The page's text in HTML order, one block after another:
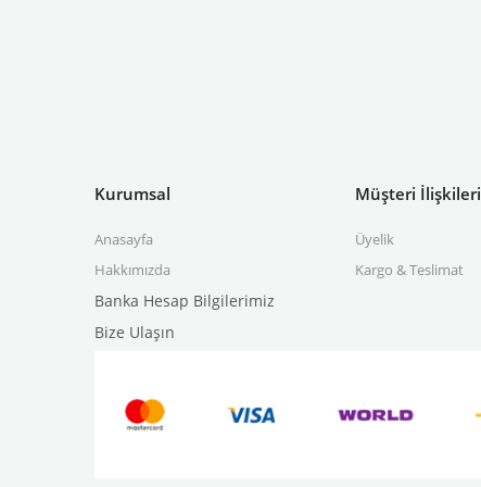
Kurumsal
Anasayfa
Hakkımızda
Banka Hesap Bilgilerimiz
Bize Ulaşın
Müşteri İlişkileri
Üyelik
Kargo & Teslimat